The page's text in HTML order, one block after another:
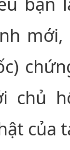
mới,
chủ
của